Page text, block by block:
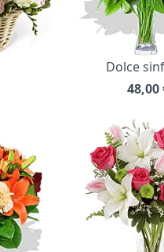
Dolce
48,00